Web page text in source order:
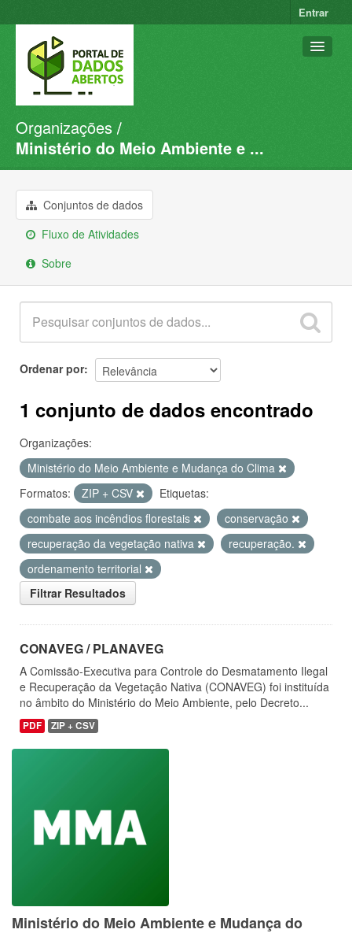
Entrar
Conjuntos de dados
Organizações
Sobre
Organizações
Ministério do Meio Ambiente e ...
Conjuntos de dados
Fluxo de Atividades
Sobre
Ordenar por
1 conjunto de dados encontrado
Organizações:
Ministério do Meio Ambiente e Mudança do Clima
Formatos:
ZIP + CSV
Etiquetas:
combate aos incêndios florestais
conservação
recuperação da vegetação nativa
recuperação.
ordenamento territorial
Filtrar Resultados
CONAVEG / PLANAVEG
A Comissão-Executiva para Controle do Desmatamento Ilegal
e Recuperação da Vegetação Nativa (CONAVEG) foi instituída
no âmbito do Ministério do Meio Ambiente, pelo Decreto...
PDF ZIP + CSV
Ministério do Meio Ambiente e Mudança do